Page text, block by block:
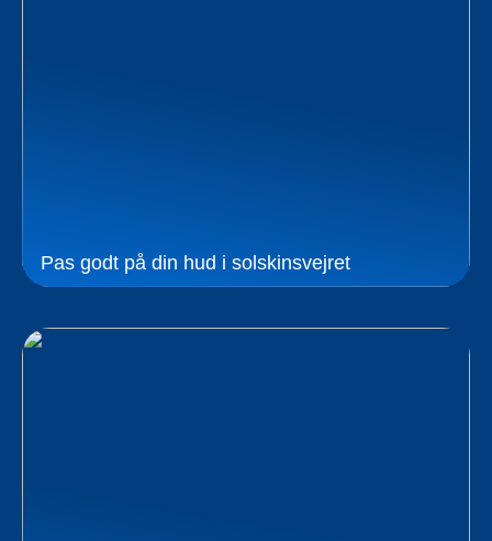
Pas godt på din hud i solskinsvejret